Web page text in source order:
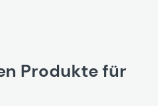
Produkte für